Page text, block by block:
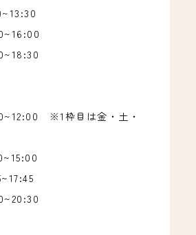
※1枠目は金・土・